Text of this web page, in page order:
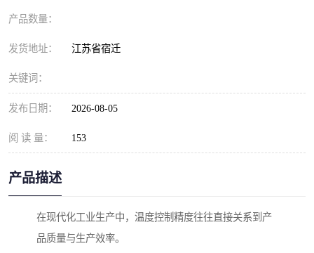
产品数量：
发货地址： 江苏省宿迁
关键词：
发布日期： 2026-08-05
阅 读 量： 153
产品描述
在现代化工业生产中，温度控制精度往往直接关系到产
品质量与生产效率。